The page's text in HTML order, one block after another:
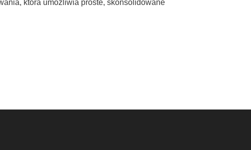
która umożliwia proste, skonsolidowane